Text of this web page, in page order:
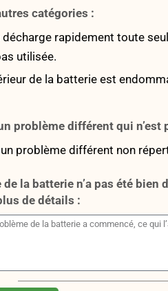
catégories :
décharge rapidement toute
utilisée.
de la batterie est
problème différent qui
problème différent non
la batterie n’a pas été
de détails :